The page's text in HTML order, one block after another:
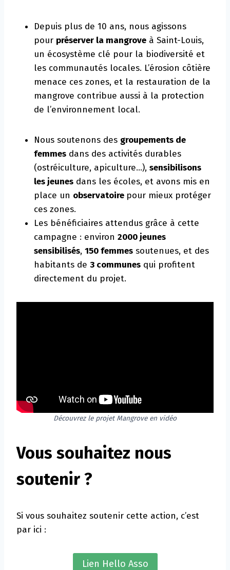
Depuis plus de 10 ans, nous agissons
pour préserver la mangrove à Saint-Louis,
un écosystème clé pour la biodiversité et
les communautés locales. L’érosion côtière
menace ces zones, et la restauration de la
mangrove contribue aussi à la protection
de l’environnement local.
Nous soutenons des groupements de
femmes dans des activités durables
(ostréiculture, apiculture…), sensibilisons
les jeunes dans les écoles, et avons mis en
place un observatoire pour mieux protéger
ces zones.
Les bénéficiaires attendus grâce à cette
campagne : environ 2000 jeunes
sensibilisés, 150 femmes soutenues, et des
habitants de 3 communes qui profitent
directement du projet.
Découvrez le projet Mangrove en vidéo
Vous souhaitez nous
soutenir ?
Si vous souhaitez soutenir cette action, c’est
par ici :
Lien Hello Asso